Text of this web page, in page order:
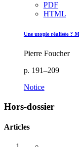
PDF
HTML
Une utopie réalisée ?
Pierre Foucher
p. 191–209
Notice
Hors-dossier
Articles